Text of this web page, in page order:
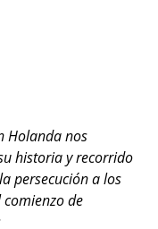
Holanda nos
historia y recorrido
persecución a los
de